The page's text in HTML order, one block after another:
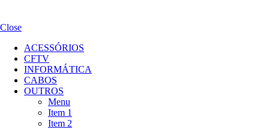
Close
ACESSÓRIOS
CFTV
INFORMÁTICA
CABOS
OUTROS
Menu
Item 1
Item 2